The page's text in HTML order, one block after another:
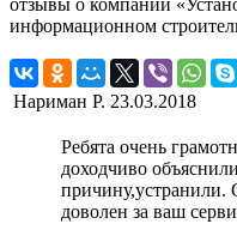
информационном
Нариман Р. 23.03.2018
Ребята очень
доходчиво
причину,устранили.
доволен за ваш